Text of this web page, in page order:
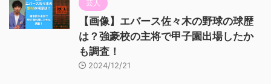
芸人
【画像】エバース佐々木の野球の球歴
は？強豪校の主将で甲子園出場したか
も調査！
2024/12/21